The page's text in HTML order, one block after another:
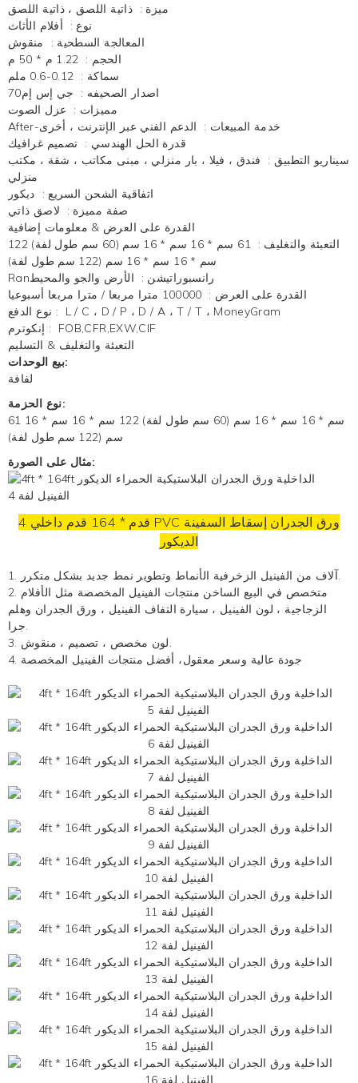
ميزة : ذاتية اللصق ، ذاتية اللصق
نوع :
أفلام الأثاث
المعالجة السطحية :
منقوش
الحجم :
سماكة :
اصدار الصحيفه :
جي إس إم70
مميزات :
عزل الصوت
After-خدمة المبيعات :
الدعم الفني عبر الإنترنت ، أخرى
قدرة الحل الهندسي : تصميم غرافيك
سيناريو التطبيق :
فندق ، فيلا ، بار منزلي ، مبنى مكاتب ، شقة ، مكتب
منزلي
اتفاقية الشحن السريع :
ديكور
صفة مميزة :
لاصق ذاتي
القدرة على العرض & معلومات إضافية
التعبئة والتغليف :
61 سم * 16 سم * 16 سم (60 سم طول لفة) 122
سم * 16 سم * 16 سم (122 سم طول لفة)
Ranرانسبوراتيشن :
الأرض والجو والمحيط
القدرة على العرض :
:
L / C ، D / P ، D / A ، T / T ، MoneyGram
:
FOB,CFR,EXW,CIF
التعبئة والتغليف & التسليم
بيع الوحدات:
لفافة
نوع الحزمة:
61 سم * 16 سم * 16 سم (60 سم طول لفة) 122 سم * 16 سم * 16
سم (122 سم طول لفة)
مثال على الصورة:
4 قدم * 164 قدم داخلي PVC ورق الجدران إسقاط السفينة
الديكور
1. آلاف من الفينيل الزخرفية
الأنماط وتطوير نمط جديد بشكل متكرر.
2. متخصص في البيع الساخن منتجات الفينيل المخصصة مثل الأفلام
الزجاجية ، لون الفينيل ، سيارة التفاف الفينيل ، ورق الجدران وهلم
جرا.
3. لون مخصص ، تصميم ، منقوش.
4. جودة عالية وسعر معقول، أفضل منتجات الفينيل المخصصة